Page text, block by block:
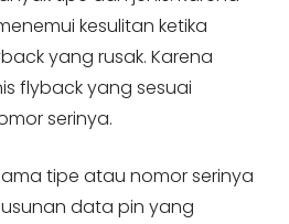
kesulitan ketika
yang rusak. Karena
flyback yang sesuai
serinya.
tipe atau nomor serinya
data pin yang